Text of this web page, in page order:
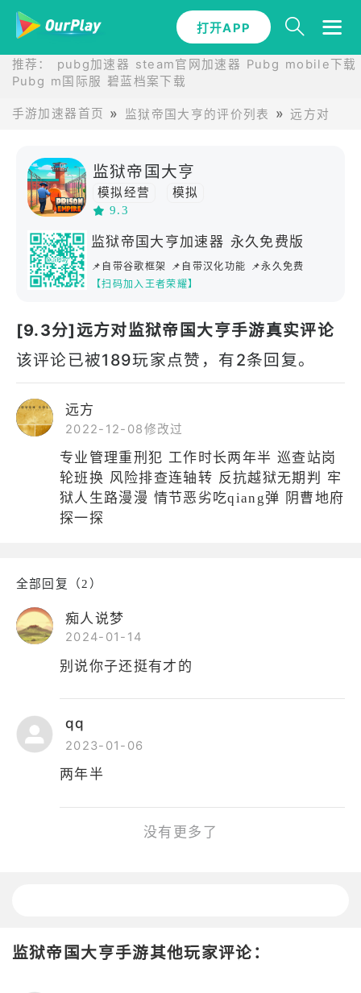
打开APP
推荐： pubg加速器 steam官网加速器 Pubg mobile下载
Pubg m国际服 碧蓝档案下载
手游加速器首页 监狱帝国大亨的评价列表 远方对监狱
监狱帝国大亨
模拟经营
模拟
9.3
监狱帝国大亨加速器 永久免费版
📌自带谷歌框架 📌自带汉化功能 📌永久免费
【扫码加入王者荣耀】
[9.3分]远方对监狱帝国大亨手游真实评论
该评论已被189玩家点赞，有2条回复。
远方
2022-12-08修改过
专业管理重刑犯 工作时长两年半 巡查站岗
轮班换 风险排查连轴转 反抗越狱无期判 牢
狱人生路漫漫 情节恶劣吃qiang弹 阴曹地府
探一探
全部回复（2）
痴人说梦
2024-01-14
别说你子还挺有才的
qq
2023-01-06
两年半
没有更多了
监狱帝国大亨手游其他玩家评论：